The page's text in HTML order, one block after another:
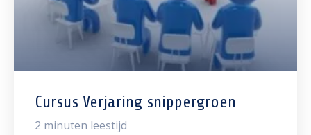
Cursus Verjaring snippergroen
2 minuten leestijd